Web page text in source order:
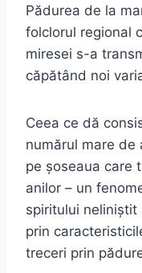
Pădurea de la
folclorul regional
miresei s-a
căpătând noi
Ceea ce dă
numărul mare de
pe șoseaua care
anilor – un
spiritului
prin
treceri prin